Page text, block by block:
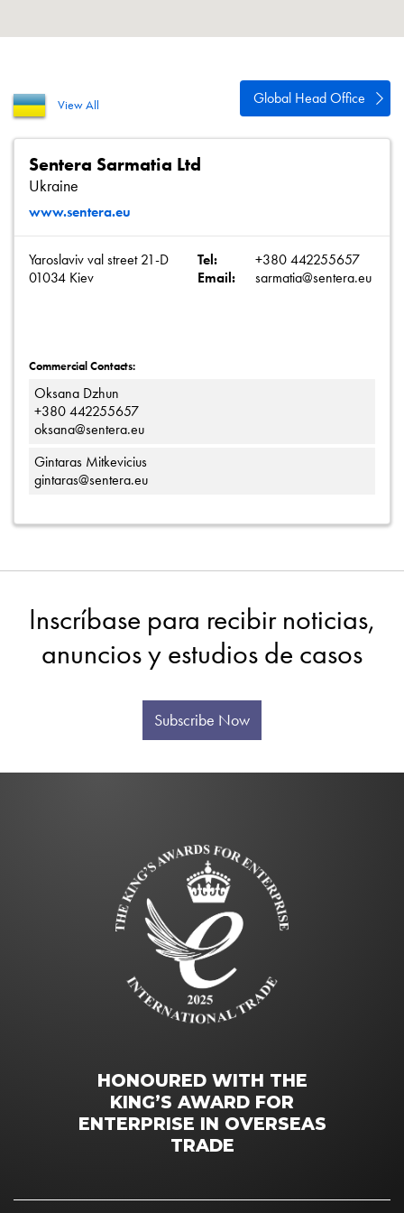
View All Global Head Office
Sentera Sarmatia Ltd
Ukraine
www.sentera.eu
Yaroslaviv val street 21-D
01034 Kiev
Tel:
+380 442255657
Email:
sarmatia@sentera.eu
Commercial Contacts:
Oksana Dzhun
+380 442255657
oksana@sentera.eu
Gintaras Mitkevicius
gintaras@sentera.eu
Inscríbase para recibir noticias,
anuncios y estudios de casos
Subscribe Now
HONOURED WITH THE
KING’S AWARD FOR
ENTERPRISE IN OVERSEAS
TRADE
Mapa del sitio
iSource Acceso